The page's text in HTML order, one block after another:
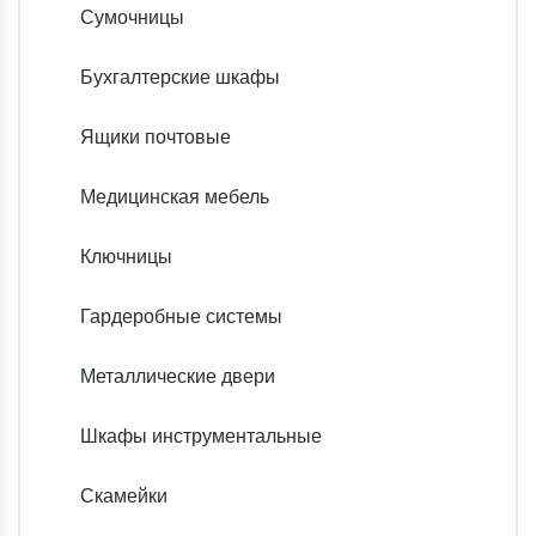
Сумочницы
Бухгалтерские шкафы
Ящики почтовые
Медицинская мебель
Ключницы
Гардеробные системы
Металлические двери
Шкафы инструментальные
Скамейки